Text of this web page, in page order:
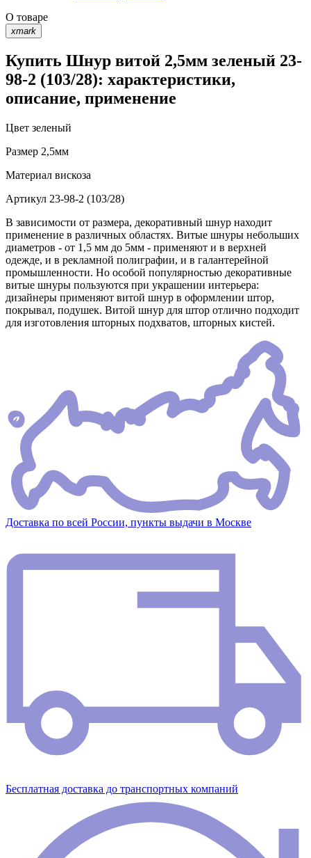
О товаре
xmark
Купить Шнур витой 2,5мм зеленый 23-
98-2 (103/28): характеристики,
описание, применение
Цвет зеленый
Размер 2,5мм
Материал вискоза
Артикул 23-98-2 (103/28)
В зависимости от размера, декоративный шнур находит
применение в различных областях. Витые шнуры небольших
диаметров - от 1,5 мм до 5мм - применяют и в верхней
одежде, и в рекламной полиграфии, и в галантерейной
промышленности. Но особой популярностью декоративные
витые шнуры пользуются при украшении интерьера:
дизайнеры применяют витой шнур в оформлении штор,
покрывал, подушек. Витой шнур для штор отлично подходит
для изготовления шторных подхватов, шторных кистей.
Доставка по всей России, пункты выдачи в Москве
Бесплатная доставка до транспортных компаний